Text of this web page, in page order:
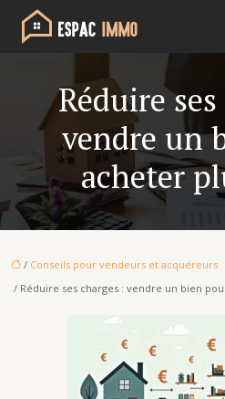
Réduire
vendre un
acheter
/ Conseils pour vendeurs et acquéreurs
/ Réduire ses charges : vendre un bien